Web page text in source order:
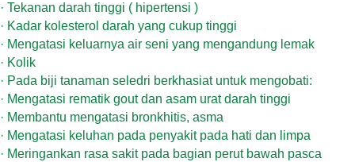
· Tekanan darah tinggi ( hipertensi )
· Kadar kolesterol darah yang cukup tinggi
· Mengatasi keluarnya air seni yang mengandung lemak
· Kolik
· Pada biji tanaman seledri berkhasiat untuk mengobati:
· Mengatasi rematik gout dan asam urat darah tinggi
· Membantu mengatasi bronkhitis, asma
· Mengatasi keluhan pada penyakit pada hati dan limpa
· Meringankan rasa sakit pada bagian perut bawah pasca